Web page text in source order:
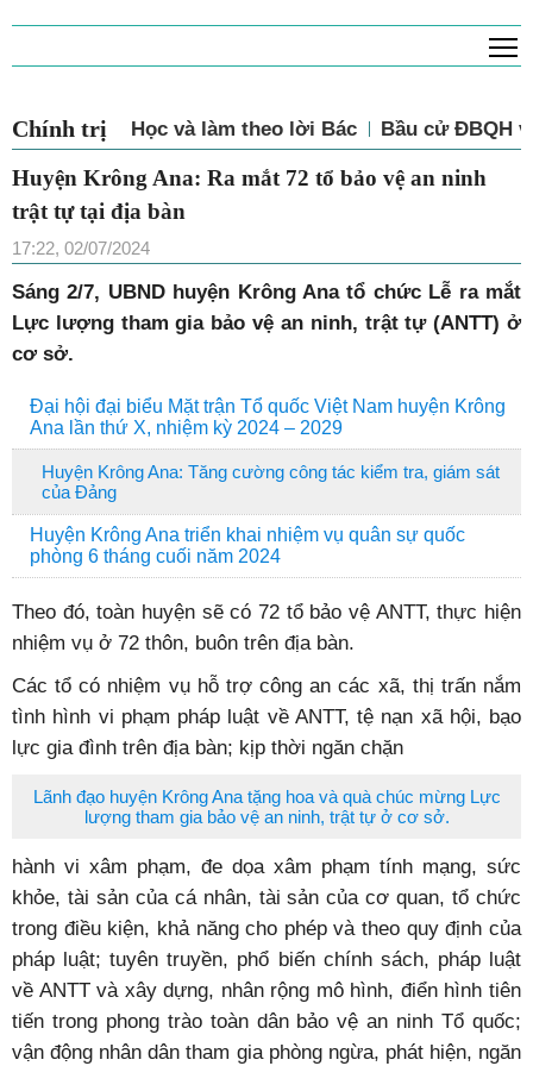
Chính trị Học và làm theo lời Bác Bầu cử ĐBQH
Huyện Krông Ana: Ra mắt 72 tổ bảo vệ an ninh
trật tự tại địa bàn
17:22, 02/07/2024
Sáng 2/7, UBND huyện Krông Ana tổ chức Lễ ra mắt
Lực lượng tham gia bảo vệ an ninh, trật tự (ANTT) ở
cơ sở.
Đại hội đại biểu Mặt trận Tổ quốc Việt Nam huyện Krông
Ana lần thứ X, nhiệm kỳ 2024 – 2029
Huyện Krông Ana: Tăng cường công tác kiểm tra, giám sát
của Đảng
Huyện Krông Ana triển khai nhiệm vụ quân sự quốc
phòng 6 tháng cuối năm 2024
Theo đó, toàn huyện sẽ có 72 tổ bảo vệ ANTT, thực hiện
nhiệm vụ ở 72 thôn, buôn trên địa bàn.
Các tổ có nhiệm vụ hỗ trợ công an các xã, thị trấn nắm
tình hình vi phạm pháp luật về ANTT, tệ nạn xã hội, bạo
lực gia đình trên địa bàn; kịp thời ngăn chặn
Lãnh đạo huyện Krông Ana tặng hoa và quà chúc mừng Lực
lượng tham gia bảo vệ an ninh, trật tự ở cơ sở.
hành vi xâm phạm, đe dọa xâm phạm tính mạng, sức
khỏe, tài sản của cá nhân, tài sản của cơ quan, tổ chức
trong điều kiện, khả năng cho phép và theo quy định của
pháp luật; tuyên truyền, phổ biến chính sách, pháp luật
về ANTT và xây dựng, nhân rộng mô hình, điển hình tiên
tiến trong phong trào toàn dân bảo vệ an ninh Tổ quốc;
vận động nhân dân tham gia phòng ngừa, phát hiện, ngăn